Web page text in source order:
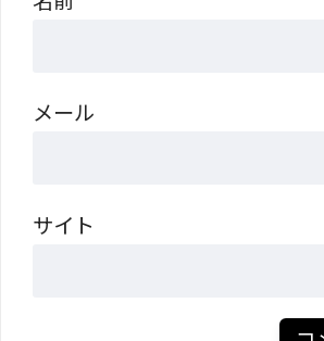
メール
サイト